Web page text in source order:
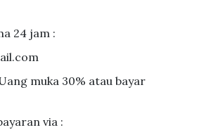
24 jam :
muka 30% atau bayar
via :